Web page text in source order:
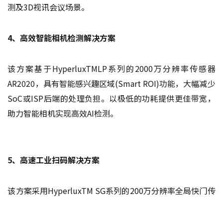
测及3D视讯会议场景。
4、高效智能相机检测解决方案
该方案基于HyperluxTMLP系列的2000万分辨率传感器
AR2020，具有智能感兴趣区域(Smart ROI)功能，大幅减少
SoC或ISP后端的处理负担。以极低的功耗提供更佳带宽，
助力智能相机实现高效AI检测。
5、高速工业扫码解决方案
该方案采用HyperluxTM SG系列的200万分辨率全局快门传